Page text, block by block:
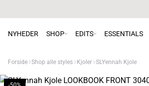
NYHEDER SHOP EDITS ESSENTIALS
Forside Shop alle styles Kjoler SLYennah Kjole